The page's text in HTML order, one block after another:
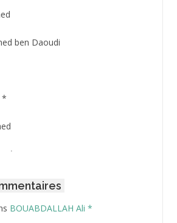
ben Daoudi
*
*
BOUABDALLAH Ali *